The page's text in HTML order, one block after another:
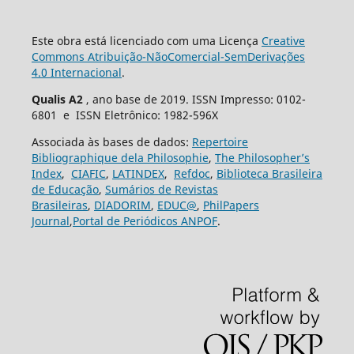
Este obra está licenciado com uma Licença Creative
Commons Atribuição-NãoComercial-SemDerivações
4.0 Internacional.
Qualis A2 , ano base de 2019. ISSN Impresso: 0102-
6801 e ISSN Eletrônico: 1982-596X
Associada às bases de dados: Repertoire
Bibliographique dela Philosophie, The Philosopher’s
Index, CIAFIC, LATINDEX, Refdoc, Biblioteca Brasileira
de Educação, Sumários de Revistas
Brasileiras, DIADORIM, EDUC@, PhilPapers
Journal,Portal de Periódicos ANPOF.